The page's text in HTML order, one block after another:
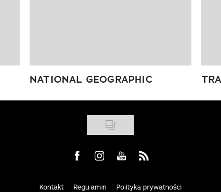
NATIONAL GEOGRAPHIC
Visit us on Facebook
Visit us on Instagram
Visit us on Youtube
Visit us on Rss
Kontakt Regulamin Polityka prywatności